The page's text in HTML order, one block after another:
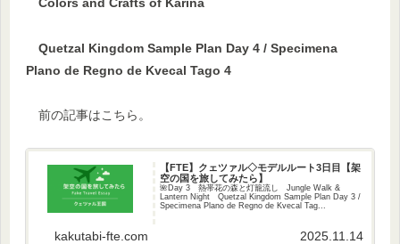
Colors and Crafts of Karina
Quetzal Kingdom Sample Plan Day 4 / Specimena
Plano de Regno de Kvecal Tago 4
前の記事はこちら。
【FTE】クェツァル◇モデルルート3日目【架
空の国を旅してみたら】
🌺Day 3 熱帯花の森と灯籠流し Jungle Walk &
Lantern Night Quetzal Kingdom Sample Plan Day 3 /
Specimena Plano de Regno de Kvecal Tag...
kakutabi-fte.com 2025.11.14